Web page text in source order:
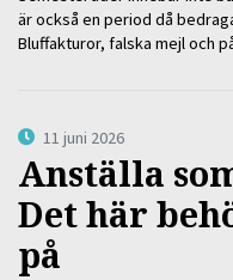
är också en period då
Bluffakturor, falska mejl och
11 juni 2026
Anställa
Det här
på